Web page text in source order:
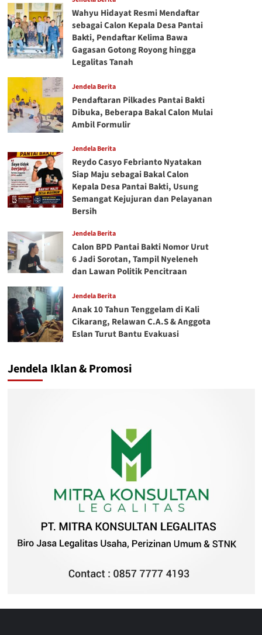
Wahyu Hidayat Resmi Mendaftar
sebagai Calon Kepala Desa Pantai
Bakti, Pendaftar Kelima Bawa
Gagasan Gotong Royong hingga
Legalitas Tanah
Jendela Berita
Pendaftaran Pilkades Pantai Bakti
Dibuka, Beberapa Bakal Calon Mulai
Ambil Formulir
Jendela Berita
Reydo Casyo Febrianto Nyatakan
Siap Maju sebagai Bakal Calon
Kepala Desa Pantai Bakti, Usung
Semangat Kejujuran dan Pelayanan
Bersih
Jendela Berita
Calon BPD Pantai Bakti Nomor Urut
6 Jadi Sorotan, Tampil Nyeleneh
dan Lawan Politik Pencitraan
Jendela Berita
Anak 10 Tahun Tenggelam di Kali
Cikarang, Relawan C.A.S & Anggota
Eslan Turut Bantu Evakuasi
Jendela Iklan & Promosi